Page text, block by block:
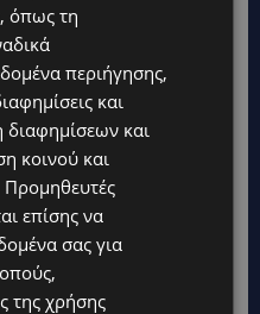
όπως τη
περιήγησης,
και
διαφημίσεων και
κοινού και
Προμηθευτές
επίσης να
σας για
της χρήσης